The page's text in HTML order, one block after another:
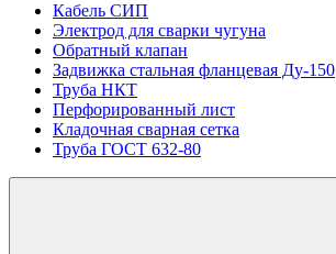
Кабель СИП
Электрод для сварки чугуна
Обратный клапан
Задвижка стальная фланцевая Ду-150
Труба НКТ
Перфорированный лист
Кладочная сварная сетка
Труба ГОСТ 632-80